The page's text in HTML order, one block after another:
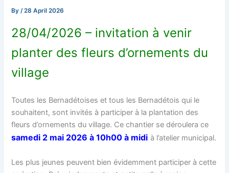
By/28 April 2026
28/04/2026 – invitation à venir
planter des fleurs d’ornements du
village
Toutes les Bernadétoises et tous les Bernadétois qui le
souhaitent, sont invités à participer à la plantation des
fleurs d’ornements du village. Ce chantier se déroulera ce
samedi 2 mai 2026 à 10h00 à midi à l’atelier municipal.
Les plus jeunes peuvent bien évidemment participer à cette